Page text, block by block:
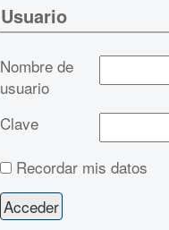
Usuario
Nombre de
usuario
Clave
Recordar mis datos